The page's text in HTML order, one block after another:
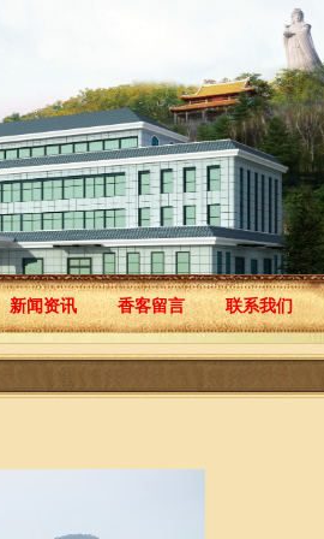
新闻资讯 香客留言 联系我们